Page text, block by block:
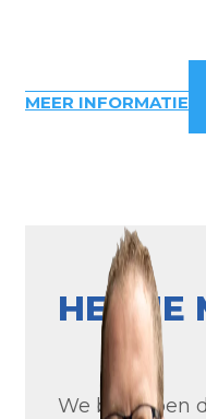
MEER INFORMATIE
HEB JE
We begrijpen